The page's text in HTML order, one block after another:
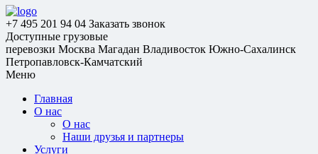
+7 495 201 94 04 Заказать звонок
Доступные грузовые
перевозки Москва Магадан Владивосток Южно-Сахалинск
Петропавловск-Камчатский
Меню
Главная
О нас
О нас
Наши друзья и партнеры
Услуги